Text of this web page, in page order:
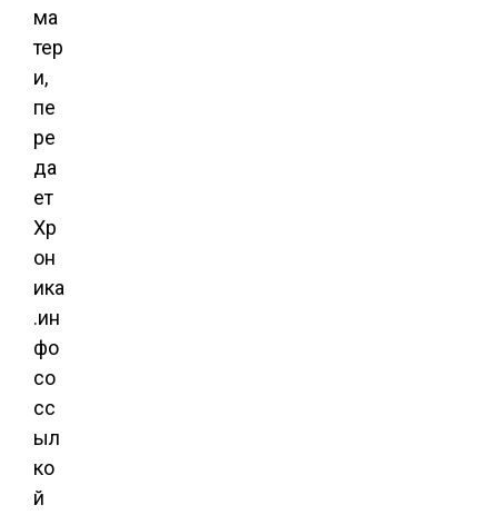
ма
тер
и,
пе
ре
да
ет
Хр
он
ика
.ин
фо
со
сс
ыл
ко
й